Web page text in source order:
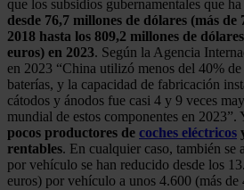
que los subsidios gubernamentales que
desde 76,7 millones de dólares (más de
2018 hasta los 809,2 millones de
euros) en 2023. Según la Agencia
en 2023 “China utilizó menos del 40%
baterías, y la capacidad de fabricación
cátodos y ánodos fue casi 4 y 9 veces
mundial de estos componentes en 2023”.
pocos productores de coches eléctricos
rentables. En cualquier caso, también se
por vehículo se han reducido desde los
euros) por vehículo a unos 4.600 (más de